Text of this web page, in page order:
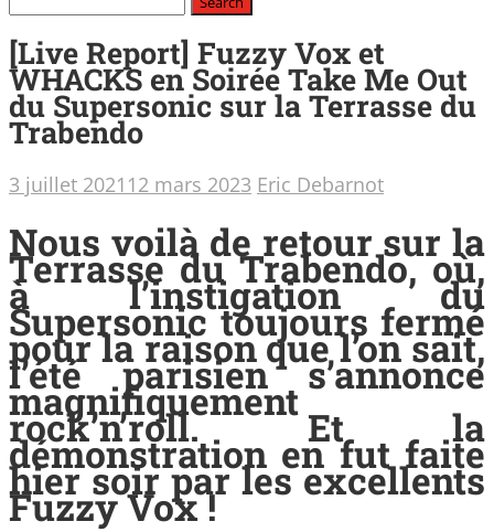
[Live Report] Fuzzy Vox et
WHACKS en Soirée Take Me Out
du Supersonic sur la Terrasse du
Trabendo
3 juillet 2021 12 mars 2023 Eric Debarnot
Nous voilà de retour sur la
Terrasse du Trabendo, où,
à l’instigation du
Supersonic toujours fermé
pour la raison que l’on sait,
l’été parisien s’annonce
magnifiquement
rock’n’roll. Et la
démonstration en fut faite
hier soir par les excellents
Fuzzy Vox !